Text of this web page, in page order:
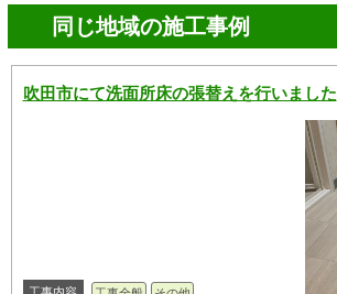
同じ地域の施工事例
吹田市にて洗面所床の張替えを行いました